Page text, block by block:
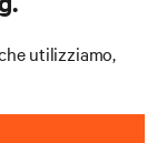
utilizziamo,